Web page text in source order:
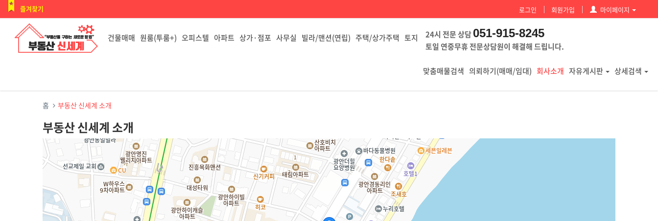
즐겨찾기 로그인 회원가입 마이페이지
24시 전문 상담051-915-8245
토일 연중무휴 전문상담원이 해결해 드립니다.
건물매매 원룸(투룸+) 오피스텔 아파트 상가·점포 사무실 빌라/맨션(연립) 주택/상가주택 토지
맞춤매물검색 의뢰하기(매매/임대) 회사소개 자유게시판 상세검색
홈 부동산 신세계 소개
부동산 신세계 소개